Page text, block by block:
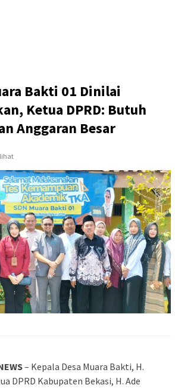
Bakti 01 Dinilai
Ketua DPRD: Butuh
Anggaran Besar
– Kepala Desa Muara Bakti, H.
DPRD Kabupaten Bekasi, H. Ade